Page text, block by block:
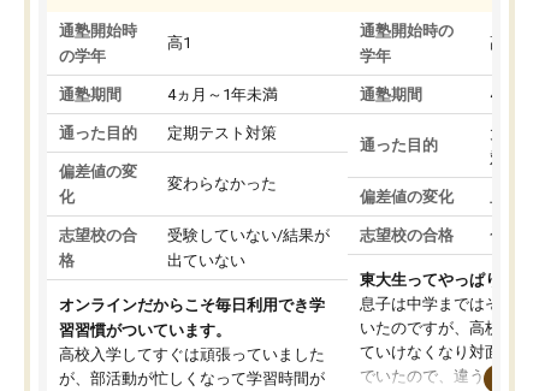
通塾開始時
の学年
高1
通塾期間 4ヵ月～1年未満
通った目的 定期テスト対策
偏差値の変
化
変わらなかった
志望校の合
格
受験していない/結果が
出ていない
オンラインだからこそ毎日利用でき学
習習慣がついています。
高校入学してすぐは頑張っていました
が、部活動が忙しくなって学習時間が
通塾開始時の
学年
高3
通塾期間 4ヵ月
通った目的
大学
対策
偏差値の変化
志望校の合格 合格
東大生ってやっぱりすご
息子は中学まではそこそ
いたのですが、高校に入
ていけなくなり対面の塾
でいたので、違うアプロ